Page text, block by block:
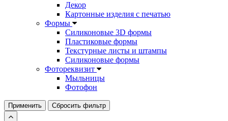
Декор
Картонные изделия с печатью
Формы
Силиконовые 3D формы
Пластиковые формы
Текстурные листы и штампы
Силиконовые формы
Фотореквизит
Мыльницы
Фотофон
Применить Сбросить фильтр